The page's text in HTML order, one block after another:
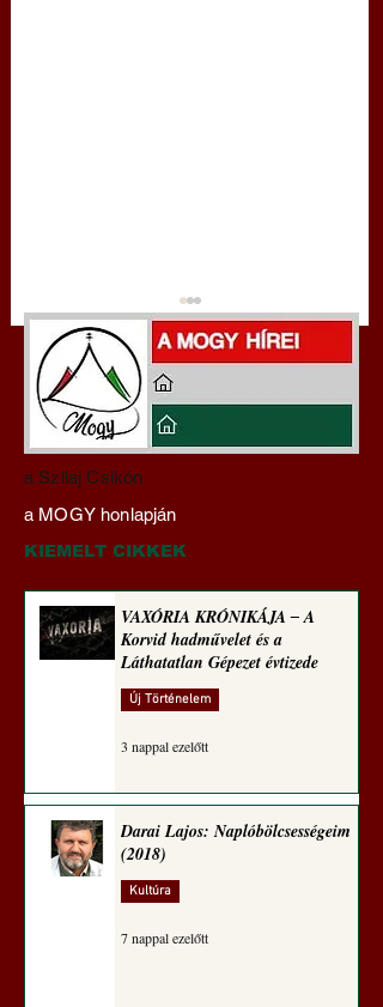
Darai Lajos:
Naplóbölcsességeim
(2024)
a Szilaj Csikón
a MOGY honlapján
KIEMELT CIKKEK
VAXÓRIA KRÓNIKÁJA ‒ A
Korvid hadművelet és a
Láthatatlan Gépezet évtizede
Új Történelem
3 nappal ezelőtt
Darai Lajos: Naplóbölcsességeim
(2018)
Kultúra
7 nappal ezelőtt